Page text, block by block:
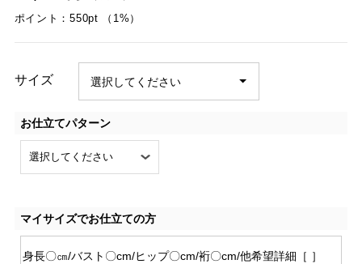
ポイント：550pt （1%）
サイズ
お仕立てパターン
マイサイズでお仕立ての方